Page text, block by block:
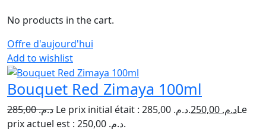
No products in the cart.
Offre d'aujourd'hui
Add to wishlist
Bouquet Red Zimaya 100ml
د.م.285,00 Le prix initial était : د.م. 285,00. د.م.Le
prix actuel est : د.م. 250,00.